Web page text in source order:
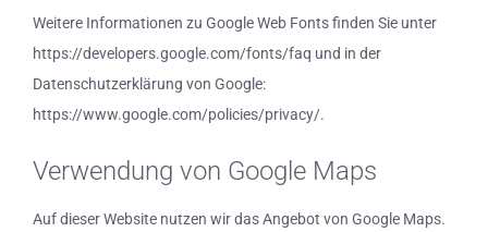
Weitere Informationen zu Google Web Fonts finden Sie unter
https://developers.google.com/fonts/faq und in der
Datenschutzerklärung von Google:
https://www.google.com/policies/privacy/.
Verwendung von Google Maps
Auf dieser Website nutzen wir das Angebot von Google Maps.